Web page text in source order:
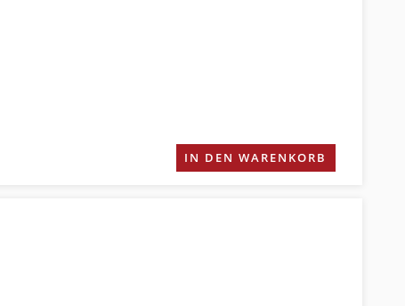
IN DEN WARENKORB